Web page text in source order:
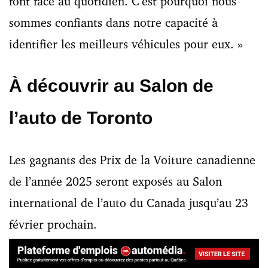
sommes confiants dans notre capacité à
identifier les meilleurs véhicules pour eux. »
À découvrir au Salon de
l’auto de Toronto
Les gagnants des Prix de la Voiture canadienne
de l’année 2025 seront exposés au Salon
international de l’auto du Canada jusqu’au 23
février prochain.